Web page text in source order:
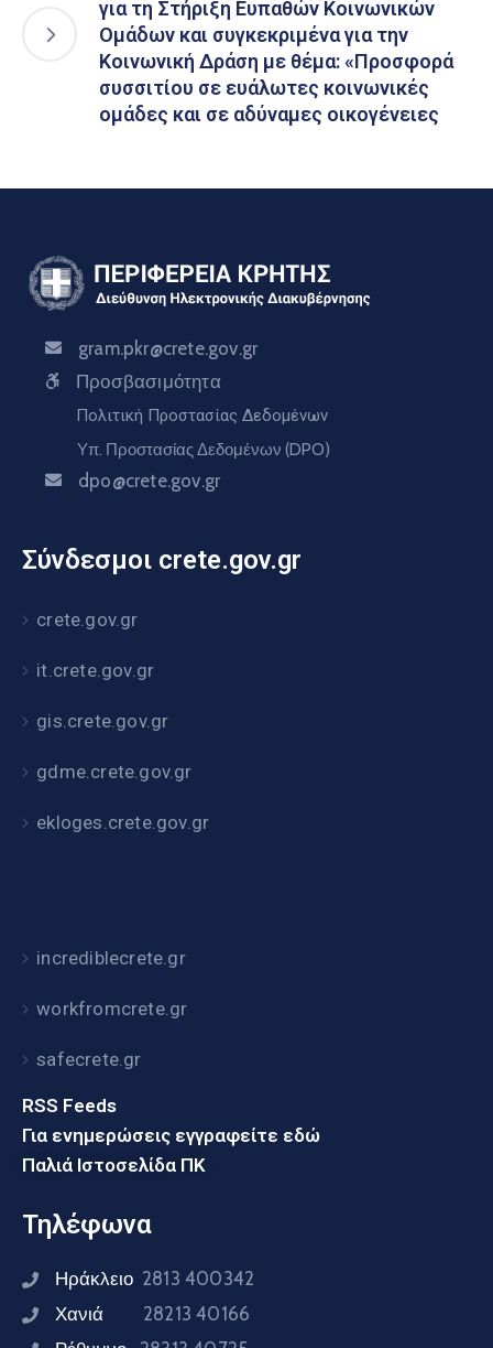
για τη Στήριξη Ευπαθών Κοινωνικών
Ομάδων και συγκεκριμένα για την
Κοινωνική Δράση με θέμα: «Προσφορά
συσσιτίου σε ευάλωτες κοινωνικές
ομάδες και σε αδύναμες οικογένειες
gram.pkr@crete.gov.gr
Προσβασιμότητα
Πολιτική Προστασίας Δεδομένων
Υπ. Προστασίας Δεδομένων (DPO)
dpo@crete.gov.gr
Σύνδεσμοι crete.gov.gr
crete.gov.gr
it.crete.gov.gr
gis.crete.gov.gr
gdme.crete.gov.gr
ekloges.crete.gov.gr
incrediblecrete.gr
workfromcrete.gr
safecrete.gr
RSS Feeds
Για ενημερώσεις εγγραφείτε εδώ
Παλιά Ιστοσελίδα ΠΚ
Τηλέφωνα
Ηράκλειο 2813 400342
Χανιά 28213 40166